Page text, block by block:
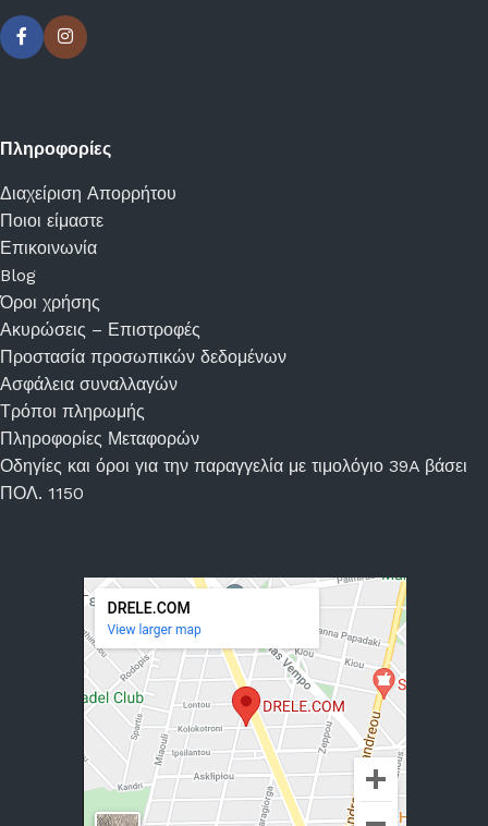
Πληροφορίες
Διαχείριση Απορρήτου
Ποιοι είμαστε
Επικοινωνία
Blog
Όροι χρήσης
Ακυρώσεις – Επιστροφές
Προστασία προσωπικών δεδομένων
Ασφάλεια συναλλαγών
Τρόποι πληρωμής
Πληροφορίες Μεταφορών
Οδηγίες και όροι για την παραγγελία με τιμολόγιο 39A βάσει
ΠΟΛ. 1150